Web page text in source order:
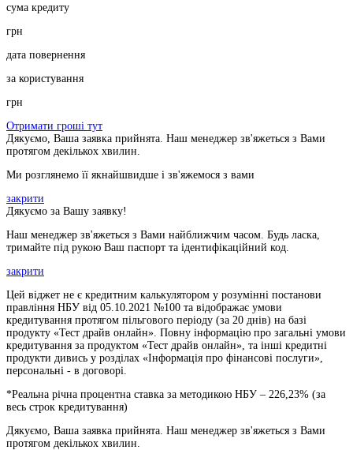
сума кредиту
грн
дата повернення
за користування
грн
Отримати гроші тут
Дякуємо, Ваша заявка прийнята. Наш менеджер зв'яжеться з Вами
протягом декількох хвилин.
Ми розглянемо її якнайшвидше і зв'яжемося з вами
закрити
Дякуємо за Вашу заявку!
Наш менеджер зв'яжеться з Вами найближчим часом. Будь ласка,
тримайте під рукою Ваш паспорт та ідентифікаційний код.
закрити
Цей віджет не є кредитним калькулятором у розумінні постанови
правління НБУ від 05.10.2021 №100 та відображає умови
кредитування протягом пільгового періоду (за 20 днів) на базі
продукту «Тест драйв онлайн». Повну інформацію про загальні умови
кредитування за продуктом «Тест драйв онлайн», та інші кредитні
продукти дивись у розділах «Інформація про фінансові послуги»,
персональні - в договорі.
*Реальна річна процентна ставка за методикою НБУ – 226,23% (за
весь строк кредитування)
Дякуємо, Ваша заявка прийнята. Наш менеджер зв'яжеться з Вами
протягом декількох хвилин.